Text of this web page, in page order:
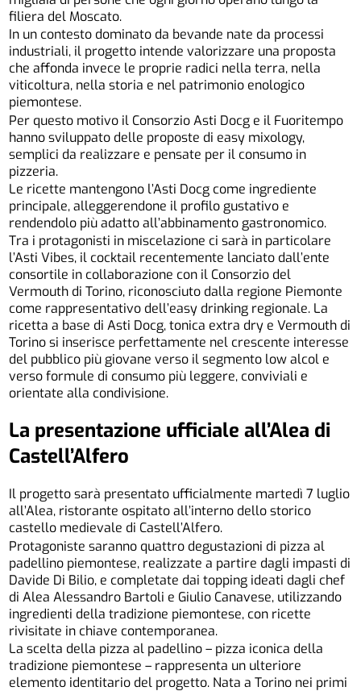
filiera del Moscato.
In un contesto dominato da bevande nate da processi
industriali, il progetto intende valorizzare una proposta
che affonda invece le proprie radici nella terra, nella
viticoltura, nella storia e nel patrimonio enologico
piemontese.
Per questo motivo il Consorzio Asti Docg e il Fuoritempo
hanno sviluppato delle proposte di easy mixology,
semplici da realizzare e pensate per il consumo in
pizzeria.
Le ricette mantengono l’Asti Docg come ingrediente
principale, alleggerendone il profilo gustativo e
rendendolo più adatto all’abbinamento gastronomico.
Tra i protagonisti in miscelazione ci sarà in particolare
l’Asti Vibes, il cocktail recentemente lanciato dall’ente
consortile in collaborazione con il Consorzio del
Vermouth di Torino, riconosciuto dalla regione Piemonte
come rappresentativo dell’easy drinking regionale. La
ricetta a base di Asti Docg, tonica extra dry e Vermouth di
Torino si inserisce perfettamente nel crescente interesse
del pubblico più giovane verso il segmento low alcol e
verso formule di consumo più leggere, conviviali e
orientate alla condivisione.
La presentazione ufficiale all’Alea di
Castell’Alfero
Il progetto sarà presentato ufficialmente martedì 7 luglio
all’Alea, ristorante ospitato all’interno dello storico
castello medievale di Castell’Alfero.
Protagoniste saranno quattro degustazioni di pizza al
padellino piemontese, realizzate a partire dagli impasti di
Davide Di Bilio, e completate dai topping ideati dagli chef
di Alea Alessandro Bartoli e Giulio Canavese, utilizzando
ingredienti della tradizione piemontese, con ricette
rivisitate in chiave contemporanea.
La scelta della pizza al padellino – pizza iconica della
tradizione piemontese – rappresenta un ulteriore
elemento identitario del progetto. Nata a Torino nei primi